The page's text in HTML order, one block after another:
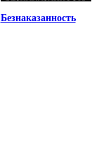
Безнаказанность